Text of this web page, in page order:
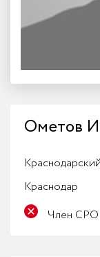
Ометов
Краснодар
Член СРО